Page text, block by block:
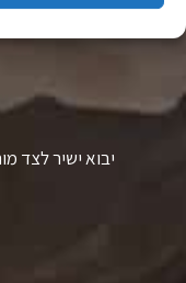
יבוא ישיר לצד